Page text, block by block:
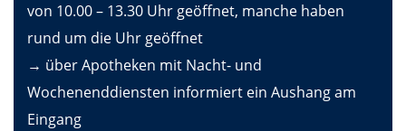
von 10.00 – 13.30 Uhr geöffnet, manche haben
rund um die Uhr geöffnet
→ über Apotheken mit Nacht- und
Wochenenddiensten informiert ein Aushang am
Eingang